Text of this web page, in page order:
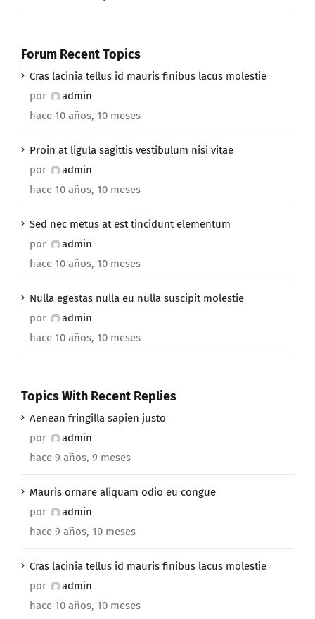
Forum Recent Topics
Cras lacinia tellus id mauris finibus lacus molestie
por
admin
hace 10 años, 10 meses
Proin at ligula sagittis vestibulum nisi vitae
por
admin
hace 10 años, 10 meses
Sed nec metus at est tincidunt elementum
por
admin
hace 10 años, 10 meses
Nulla egestas nulla eu nulla suscipit molestie
por
admin
hace 10 años, 10 meses
Topics With Recent Replies
Aenean fringilla sapien justo
por
admin
hace 9 años, 9 meses
Mauris ornare aliquam odio eu congue
por
admin
hace 9 años, 10 meses
Cras lacinia tellus id mauris finibus lacus molestie
por
admin
hace 10 años, 10 meses